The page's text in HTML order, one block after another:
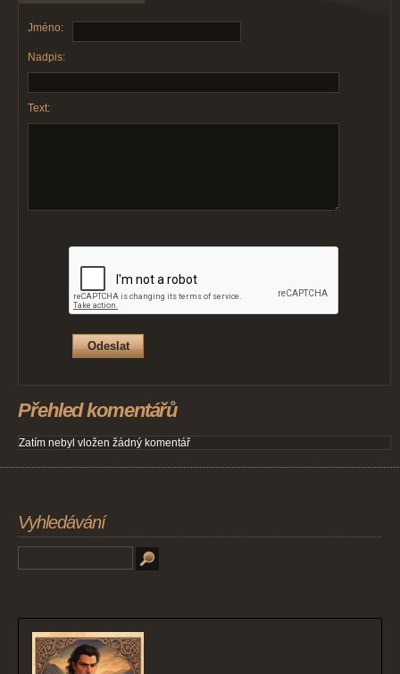
Jméno:
Nadpis:
Text:
Přehled komentářů
Zatím nebyl vložen žádný komentář
Vyhledávání